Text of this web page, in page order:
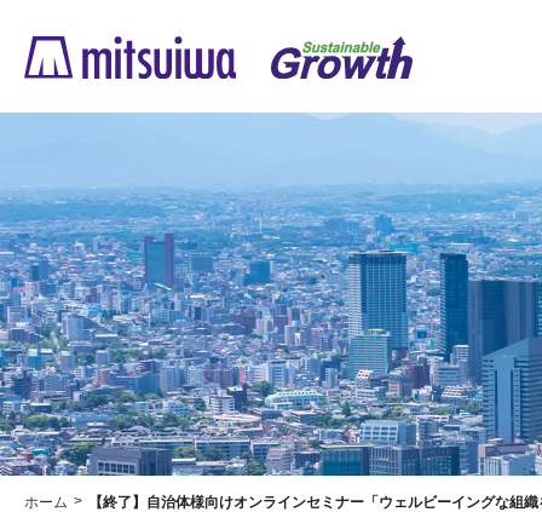
ホーム 【終了】自治体様向けオンラインセミナー「ウェルビーイングな組織を